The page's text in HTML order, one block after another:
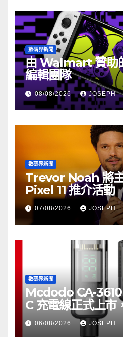
數碼界新聞
由 Walmart 贊助
編輯團隊
08/08/2026 JOSEPH
數碼界新聞
Trevor Noah 將
Pixel 11 推介活動
07/08/2026 JOSEPH
數碼界新聞
Mcdodo CA-
C 充電線正式上市
06/08/2026 JOSEPH